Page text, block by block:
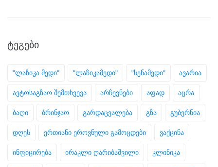
ᲢᲔᲒᲔᲑᲘ
"ლაზიკა მედი" "ლაზიკამედი" "სენამედი" ავარია
ავტოსაგზაო შემთხვევა არჩევნები აფად აცრა
ბაღი ბრინჯაო გარდაცვალება გზა გუბერნია
დღეს ერთიანი ეროვნული გამოცდები ვაქცინა
ინფიცირება ირაკლი ღარიბაშვილი კლინიკა